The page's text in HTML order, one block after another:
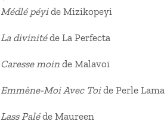
Médlé péyide Mizikopeyi
La divinitéde La Perfecta
Caresse moin de Malavoi
Emmène-Moi Avec Toide Perle Lama
Lass Paléde Maureen